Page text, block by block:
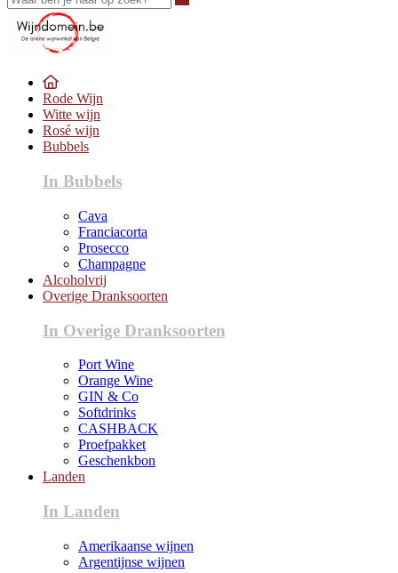
Rode Wijn
Witte wijn
Rosé wijn
Bubbels
In Bubbels
Cava
Franciacorta
Prosecco
Champagne
Alcoholvrij
Overige Dranksoorten
In Overige Dranksoorten
Port Wine
Orange Wine
GIN & Co
Softdrinks
CASHBACK
Proefpakket
Geschenkbon
Landen
In Landen
Amerikaanse wijnen
Argentijnse wijnen